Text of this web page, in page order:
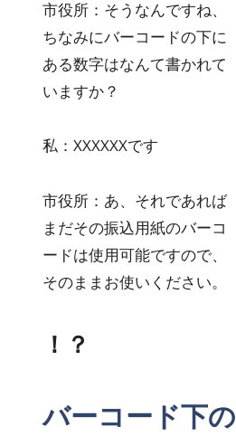
市役所：そうなんですね、
ちなみにバーコードの下に
ある数字はなんて書かれて
いますか？
私：XXXXXXです
市役所：あ、それであれば
まだその振込用紙のバーコ
ードは使用可能ですので、
そのままお使いください。
！？
バーコード下の